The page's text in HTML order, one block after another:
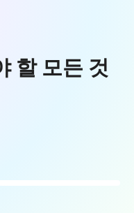
할 모든 것